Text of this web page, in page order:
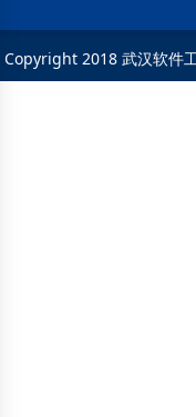
Copyright 2018 武汉软件